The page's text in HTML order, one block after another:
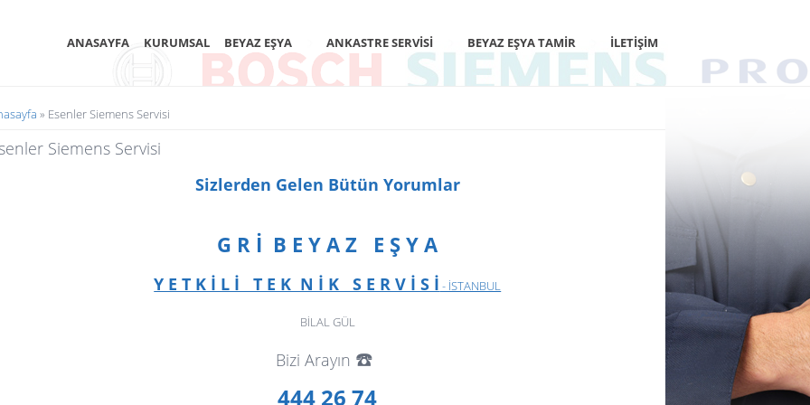
ANASAYFA KURUMSAL BEYAZ EŞYA ANKASTRE SERVISI BEYAZ EŞYA TAMIR İLETIŞIM
» Esenler Siemens Servisi
Siemens Servisi
Sizlerden Gelen Bütün Yorumlar
G R İ B E Y A Z E Ş Y A
Y E T K İ L İ T E K N İ K S E R V İ S İ - İSTANBUL
BİLAL GÜL
Bizi Arayın ☎️
444 26 74